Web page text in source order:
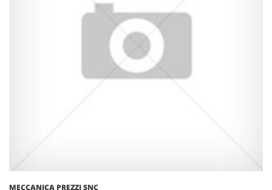
MECCANICA PREZZI SNC